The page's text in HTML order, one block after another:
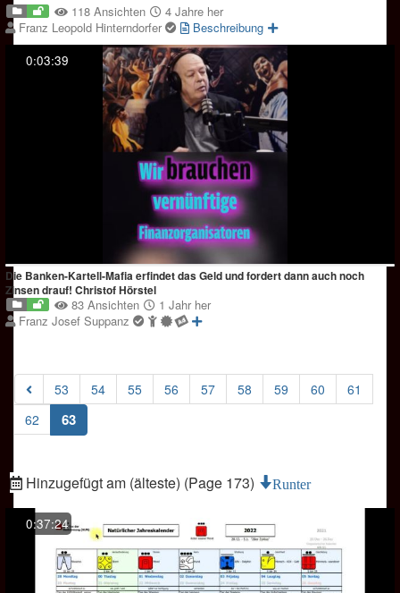
118 Ansichten
4 Jahre her
Franz Leopold Hinterndorfer
Beschreibung
0:03:39
Die Banken-Kartell-Mafia erfindet das Geld und fordert dann auch noch
Zinsen drauf! Christof Hörstel
83 Ansichten
1 Jahr her
Franz Josef Suppanz
53 54 55 56 57 58 59 60
61
62
63(current)
Hinzugefügt am (älteste) (Page 173) Runter
0:37:24